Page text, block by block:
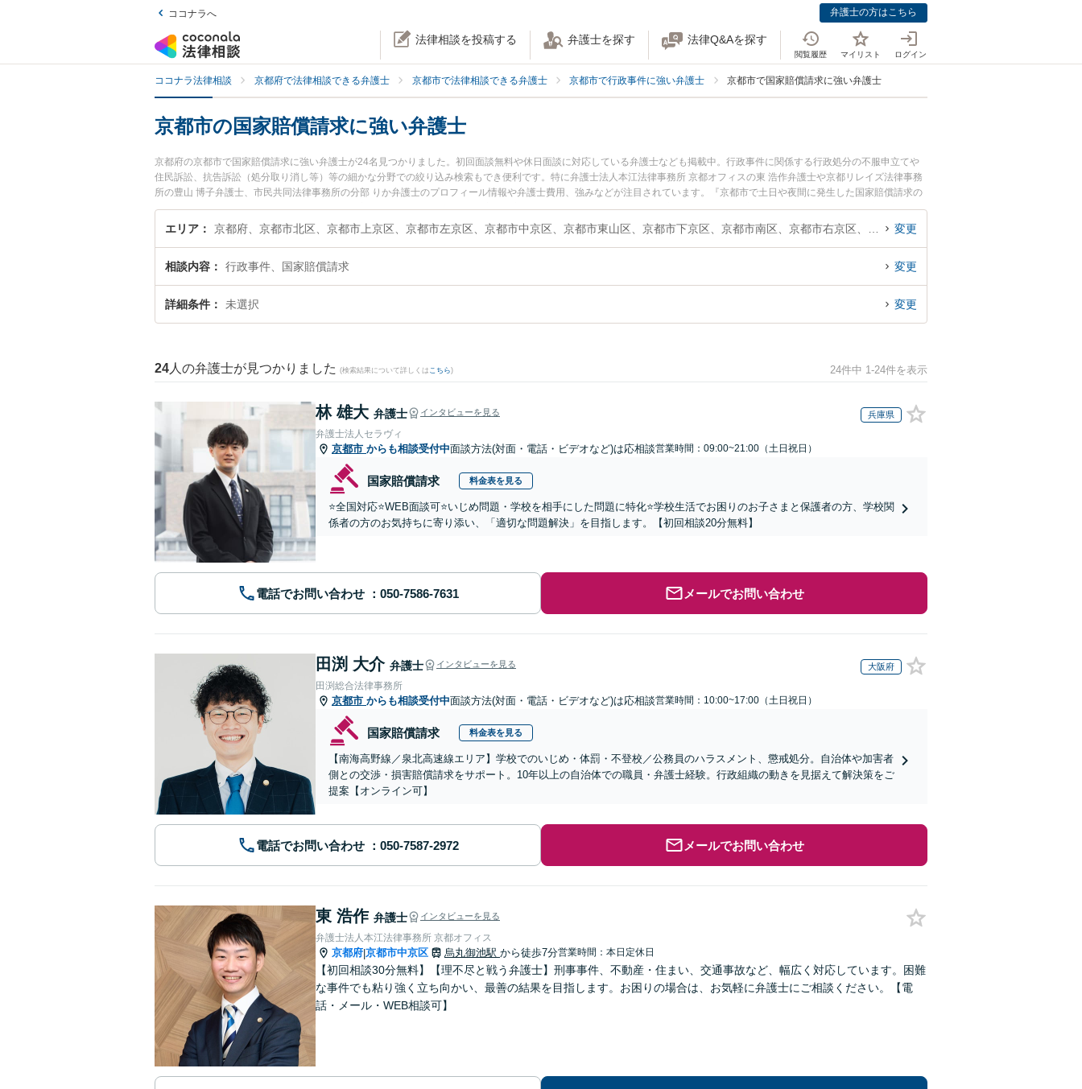
ココナラへ 弁護士の方はこちら
法律相談を投稿する 弁護士を探す 法律Q&Aを探す
閲覧履歴 マイリスト ログイン
ココナラ法律相談 京都府で法律相談できる弁護士 京都市で法律相談できる弁護士 京都市で行政事件に強い弁護士 京都市で国家賠償請求に強い弁護士
京都市の国家賠償請求に強い弁護士
京都府の京都市で国家賠償請求に強い弁護士が24名見つかりました。初回面談無料や休日面談に対応している弁護士なども掲載中。行政事件に関係する行政処分の不服申立てや
住民訴訟、抗告訴訟（処分取り消し等）等の細かな分野での絞り込み検索もでき便利です。特に弁護士法人本江法律事務所 京都オフィスの東 浩作弁護士や京都リレイズ法律事務
所の豊山 博子弁護士、市民共同法律事務所の分部 りか弁護士のプロフィール情報や弁護士費用、強みなどが注目されています。『京都市で土日や夜間に発生した国家賠償請求の
トラブルを今すぐに弁護士に相談したい』『国家賠償請求のトラブル解決の実績豊富な近くの弁護士を検索したい』『初回相談無料で国家賠償請求を法律相談できる京都市内の弁
護士に相談予約したい』などでお困りの相談者さんにおすすめです。
エリア 変更
相談内容 行政事件、国家賠償請求 変更
詳細条件 未選択 変更
24 人の弁護士が見つかりました (検索結果について詳しくは こちら) 24件中 1-24件を表示
林 雄大 弁護士 インタビューを見る 兵庫県
弁護士法人セラヴィ
京都市 からも相談受付中面談方法(対面・電話・ビデオなど)は応相談営業時間：09:00~21:00（土日祝日）
国家賠償請求 料金表を見る
⭐️全国対応⭐️WEB面談可⭐️いじめ問題・学校を相手にした問題に特化⭐️学校生活でお困りのお子さまと保護者の方、学校関
係者の方のお気持ちに寄り添い、「適切な問題解決」を目指します。【初回相談20分無料】
電話でお問い合わせ メールでお問い合わせ
田渕 大介 弁護士 インタビューを見る 大阪府
田渕総合法律事務所
京都市 からも相談受付中面談方法(対面・電話・ビデオなど)は応相談営業時間：10:00~17:00（土日祝日）
国家賠償請求 料金表を見る
【南海高野線／泉北高速線エリア】学校でのいじめ・体罰・不登校／公務員のハラスメント、懲戒処分。自治体や加害者
側との交渉・損害賠償請求をサポート。10年以上の自治体での職員・弁護士経験。行政組織の動きを見据えて解決策をご
提案【オンライン可】
電話でお問い合わせ メールでお問い合わせ
東 浩作 弁護士 インタビューを見る
弁護士法人本江法律事務所 京都オフィス
京都府|京都市中京区 烏丸御池駅 から徒歩7分営業時間：本日定休日
【初回相談30分無料】【理不尽と戦う弁護士】刑事事件、不動産・住まい、交通事故など、幅広く対応しています。困難
な事件でも粘り強く立ち向かい、最善の結果を目指します。お困りの場合は、お気軽に弁護士にご相談ください。【電
話・メール・WEB相談可】